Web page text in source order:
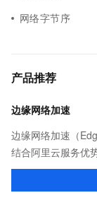
网络字节序
产品推荐
边缘网络加速
边缘网络加速（
结合阿里云服务优
传输，解决客户不